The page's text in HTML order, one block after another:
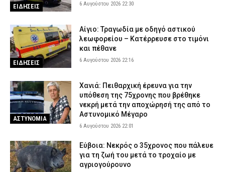
ΕΙΔΗΣΕΙΣ 6 Αυγούστου 2026 22:30
ΕΙΔΗΣΕΙΣ
Αίγιο: Τραγωδία με οδηγό αστικού
λεωφορείου – Κατέρρευσε στο τιμόνι
και πέθανε
6 Αυγούστου 2026 22:16
ΑΣΤΥΝΟΜΙΑ
Χανιά: Πειθαρχική έρευνα για την
υπόθεση της 75χρονης που βρέθηκε
νεκρή μετά την αποχώρησή της από το
Αστυνομικό Μέγαρο
6 Αυγούστου 2026 22:01
Εύβοια: Νεκρός ο 35χρονος που πάλευε
για τη ζωή του μετά το τροχαίο με
αγριογούρουνο